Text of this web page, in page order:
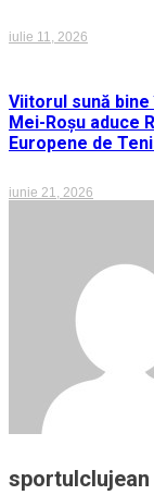
iulie 11, 2026
Viitorul sună
Mei-Roșu aduce
Europene de
iunie 21, 2026
sportulclujean